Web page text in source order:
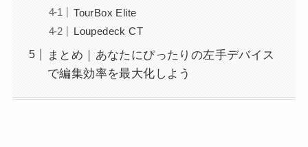
TourBox Elite
Loupedeck CT
まとめ｜あなたにぴったりの左手デバイス
で編集効率を最大化しよう